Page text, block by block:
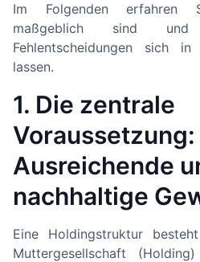
Im Folgenden erfahren
maßgeblich sind und
Fehlentscheidungen sich
lassen.
1. Die zentrale
Voraussetzung:
Ausreichende
nachhaltige
Eine Holdingstruktur
Muttergesellschaft